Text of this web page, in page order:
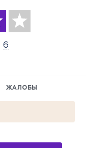
6
ЖАЛОБЫ